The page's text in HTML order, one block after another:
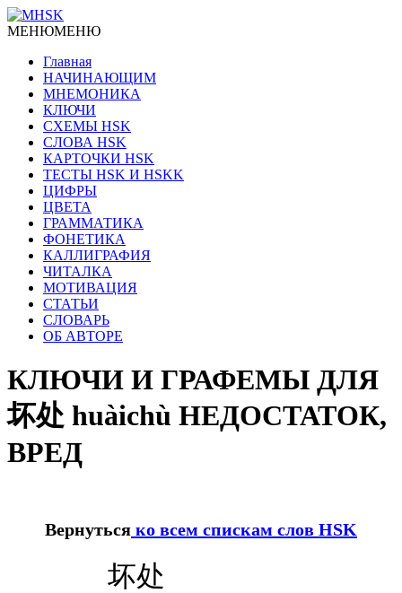
МЕНЮМЕНЮ
Главная
НАЧИНАЮЩИМ
МНЕМОНИКА
КЛЮЧИ
СХЕМЫ HSK
СЛОВА HSK
КАРТОЧКИ HSK
ТЕСТЫ HSK И HSKK
ЦИФРЫ
ЦВЕТА
ГРАММАТИКА
ФОНЕТИКА
КАЛЛИГРАФИЯ
ЧИТАЛКА
МОТИВАЦИЯ
СТАТЬИ
СЛОВАРЬ
ОБ АВТОРЕ
КЛЮЧИ И ГРАФЕМЫ ДЛЯ
坏处 huàichù НЕДОСТАТОК,
ВРЕД
Вернуться ко всем спискам слов HSK
坏处